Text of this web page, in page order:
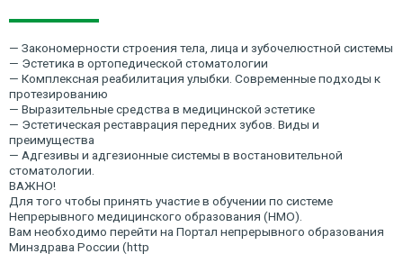
— Закономерности строения тела, лица и зубочелюстной системы
— Эстетика в ортопедической стоматологии
— Комплексная реабилитация улыбки. Современные подходы к
протезированию
— Выразительные средства в медицинской эстетике
— Эстетическая реставрация передних зубов. Виды и
преимущества
— Адгезивы и адгезионные системы в востановительной
стоматологии.
ВАЖНО!
Для того чтобы принять участие в обучении по системе
Непрерывного медицинского образования (НМО).
Вам необходимо перейти на Портал непрерывного образования
Минздрава России (http